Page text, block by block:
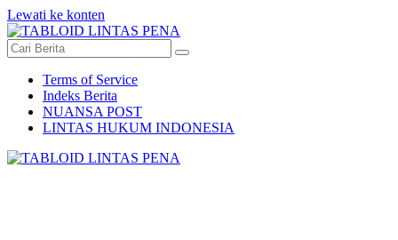
Lewati ke konten
Terms of Service
Indeks Berita
NUANSA POST
LINTAS HUKUM INDONESIA